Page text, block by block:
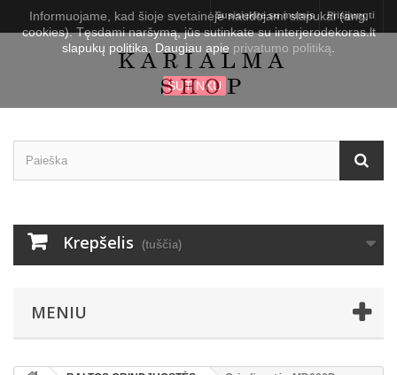
Prisijungti
Susisiekite su mumis
Krepšelis (tuščia)
MENIU
Informuojame, kad šioje svetainėje naudojami slapukai (ang.
cookies). Tęsdami naršymą, jūs sutinkate su interjerodekoras.lt
slapukų politika. Daugiau apie privatumo politiką
SUTINKU